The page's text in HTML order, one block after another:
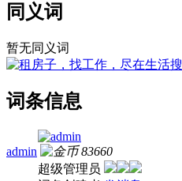
同义词
暂无同义词
词条信息
admin
83660
超级管理员